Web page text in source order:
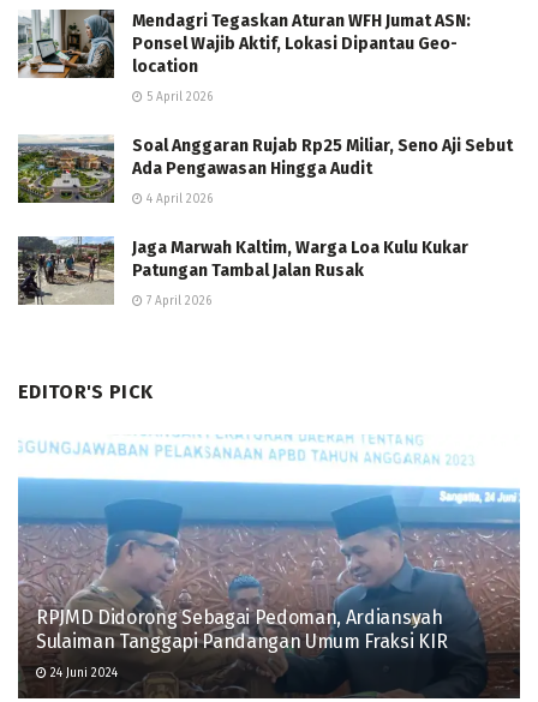
Mendagri Tegaskan Aturan WFH Jumat ASN:
Ponsel Wajib Aktif, Lokasi Dipantau Geo-
location
5 April 2026
Soal Anggaran Rujab Rp25 Miliar, Seno Aji Sebut
Ada Pengawasan Hingga Audit
4 April 2026
Jaga Marwah Kaltim, Warga Loa Kulu Kukar
Patungan Tambal Jalan Rusak
7 April 2026
EDITOR'S PICK
RPJMD Didorong Sebagai Pedoman, Ardiansyah
Sulaiman Tanggapi Pandangan Umum Fraksi KIR
24 Juni 2024